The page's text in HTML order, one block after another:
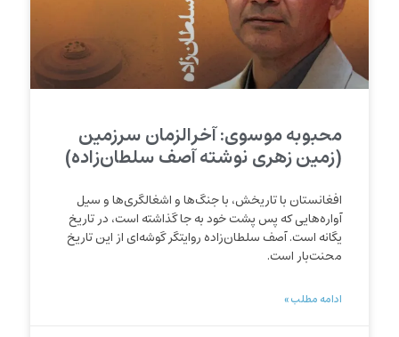
محبوبه موسوی: آخرالزمان سرزمین
(زمین زهری نوشته آصف سلطان‌زاده)
افغانستان با تاریخش، با جنگ‌ها و اشغالگری‌ها و سیل
آواره‌هایی که پس پشت خود به جا گذاشته است، در تاریخ
یگانه است. آصف سلطان‌زاده روایتگر گوشه‌ای از این تاریخ
محنت‌بار است.
ادامه مطلب »